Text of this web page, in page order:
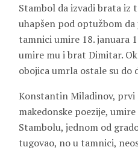
Stambol da izvadi brata iz
uhapšen pod optužbom
tamnici umire 18. januara
umire mu i brat Dimitar.
obojica umrla ostale su do
Konstantin Miladinov, prvi
makedonske poezije,
Stambolu, jednom od
tugovao, no u tamnici,